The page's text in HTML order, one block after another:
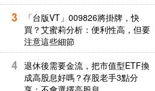
「台版VT」009826將掛牌，快
買？艾蜜莉分析：便利性高，但要
注意這些細節
退休後需要金流，把市值型ETF換
成高股息好嗎？存股老手3點分